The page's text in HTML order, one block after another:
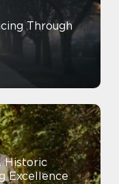
Through
Historic
Excellence